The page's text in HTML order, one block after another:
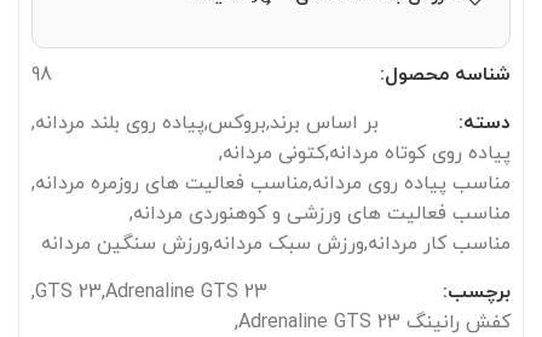
شناسه محصول:
98
دسته:
بر اساس برند,بروکس,پیاده روی بلند مردانه,
پیاده روی کوتاه مردانه,کتونی مردانه,
مناسب پیاده روی مردانه,مناسب فعالیت های روزمره مردانه,
مناسب فعالیت های ورزشی و کوهنوردی مردانه,
مناسب کار مردانه,ورزش سبک مردانه,ورزش سنگین مردانه
برچسب:
Adrenaline GTS 23
,
GTS 23
,
کفش رانینگ Adrenaline GTS 23
,